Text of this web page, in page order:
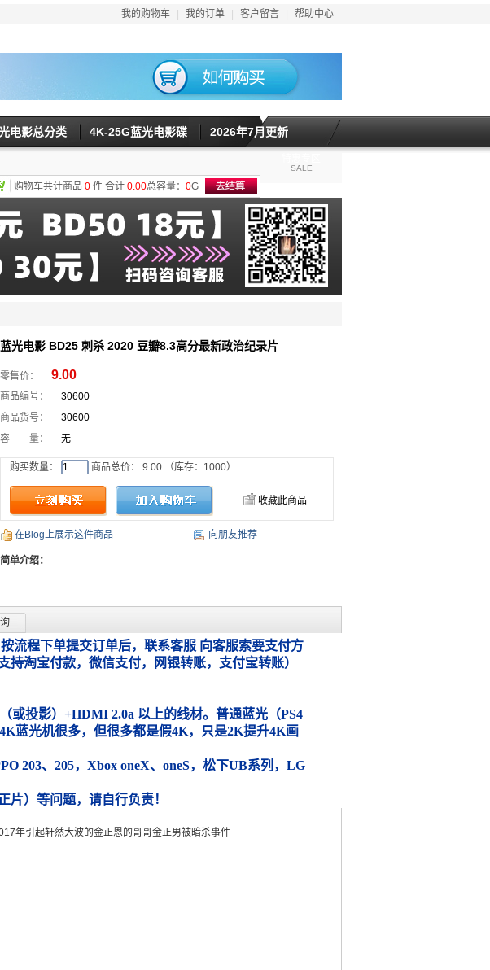
我的购物车 我的订单 客户留言 帮助中心
电影总分类 4K-25G蓝光电影碟 2026年7月更新
SALE
购物车共计商品 0 件 合计 0.00总容量： 0G
蓝光电影 BD25 刺杀 2020 豆瓣8.3高分最新政治纪录片
零售价： 9.00
商品编号：
30600
商品货号：
30600
容 量：
无
购买数量： 商品总价： 9.00 （库存： 1000）
收藏此商品
在Blog上展示这件商品 向朋友推荐
简单介绍：
流程下单提交订单后，联系客服 向客服索要支付方
淘宝付款，微信支付，网银转账，支付宝转账）
或投影）+HDMI 2.0a 以上的线材。普通蓝光（PS4
蓝光机很多，但很多都是假4K，只是2K提升4K画
203、205，Xbox oneX、oneS，松下UB系列，LG
片）等问题，请自行负责！
年引起轩然大波的金正恩的哥哥金正男被暗杀事件